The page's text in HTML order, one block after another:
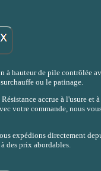
à hauteur de pile contrôlée
ou le patinage.
accrue à l'usure et
votre commande, nous
expédions directement
des prix abordables.